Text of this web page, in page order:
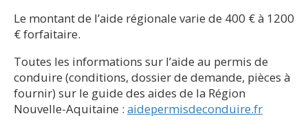
Le montant de l’aide régionale varie de 400 € à 1200
€ forfaitaire.
Toutes les informations sur l’aide au permis de
conduire (conditions, dossier de demande, pièces à
fournir) sur le guide des aides de la Région
Nouvelle-Aquitaine : aidepermisdeconduire.fr